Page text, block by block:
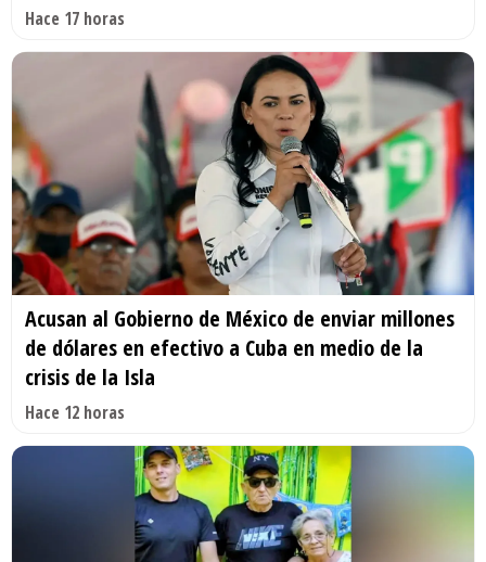
Hace 17 horas
Acusan al Gobierno de México de enviar millones
de dólares en efectivo a Cuba en medio de la
crisis de la Isla
Hace 12 horas